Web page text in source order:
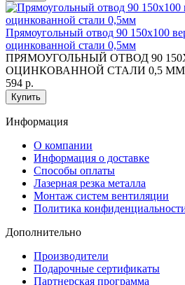
Прямоугольный отвод 90 150х100
оцинкованной стали 0,5мм
ПРЯМОУГОЛЬНЫЙ ОТВОД 90
ОЦИНКОВАННОЙ СТАЛИ 0,5
594 р.
Купить
Информация
O компании
Информация о доставке
Способы оплаты
Лазерная резка металла
Монтаж систем вентиляции
Политика
Дополнительно
Производители
Подарочные сертификаты
Партнерская программа